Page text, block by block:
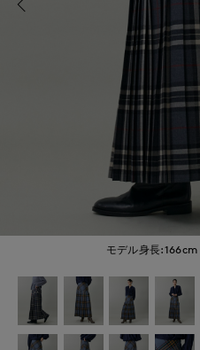
モデル身長:166cm